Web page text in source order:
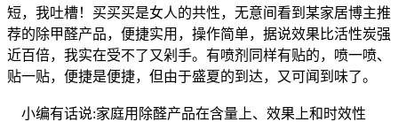
短，我吐槽！买买买是女人的共性，无意间看到某家居博主推
荐的除甲醛产品，便捷实用，操作简单，据说效果比活性炭强
近百倍，我实在受不了又剁手。有喷剂同样有贴的，喷一喷、
贴一贴，便捷是便捷，但由于盛夏的到达，又可闻到味了。
小编有话说:家庭用除醛产品在含量上、效果上和时效性